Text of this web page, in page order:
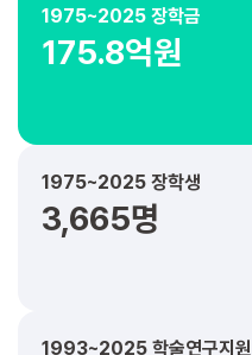
1975~2025 장학금
175.8억원
1975~2025 장학생
3,665명
1993~2025 학술연구지원